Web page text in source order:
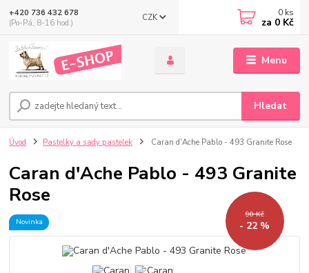
Menu
CZK
Hledat
+420 736 432 678
(Po-Pá, 8-16 hod.)
0 ks
za 0 Kč
Úvod Pastelky a sady pastelek Caran d'Ache Pablo - 493 Granite Rose
Caran d'Ache Pablo - 493 Granite
Rose
Novinka
90 Kč
- 22 %